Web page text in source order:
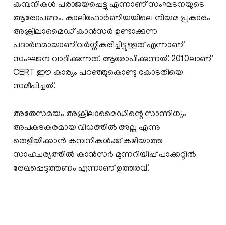
കമ്പനികള്‍ പരാജയപ്പെട്ടു എന്നാണ് സംഘടനയുടെ
ആരോപണം. കാലിഫോര്‍ണിയയിലെ നിയമ പ്രകാരം
അക്രിലാമൈഡ് കാന്‍സര്‍ ഉണ്ടാക്കുന്ന
പദാര്‍ഥമായാണ് വര്‍ഗ്ഗീകരിച്ചിട്ടുള്ളത് എന്നാണ്
സംഘടന വാദിക്കുന്നത്. ആരോപിക്കുന്നത്. 2010ലാണ്
CERT ഈ കാര്യം പറഞ്ഞുകൊണ്ടു കോടതിയെ
സമീപിച്ചത്.
അതേസമയം അക്രിലാമൈഡിന്റെ സാന്നിധ്യം
അപകടകരമായ വിധത്തില്‍ അല്ല എന്നു
തെളിയിക്കാന്‍ കമ്പനികള്‍ക്ക് കഴിയാത്ത
സാഹചര്യത്തില്‍ കാന്‍സര്‍ മുന്നറിയിപ്പ് പാക്കറ്റില്‍
രേഖപ്പെടുത്തണം എന്നാണ് ഉത്തരവ്.